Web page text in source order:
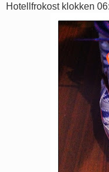
Hotellfrokost klokken